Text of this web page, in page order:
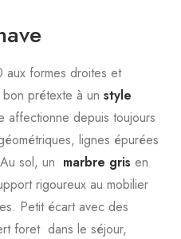
aux formes droites et
prétexte à un style
affectionne depuis toujours
lignes épurées
sol, un marbre gris en
rigoureux au mobilier
Petit écart avec des
foret dans le séjour,